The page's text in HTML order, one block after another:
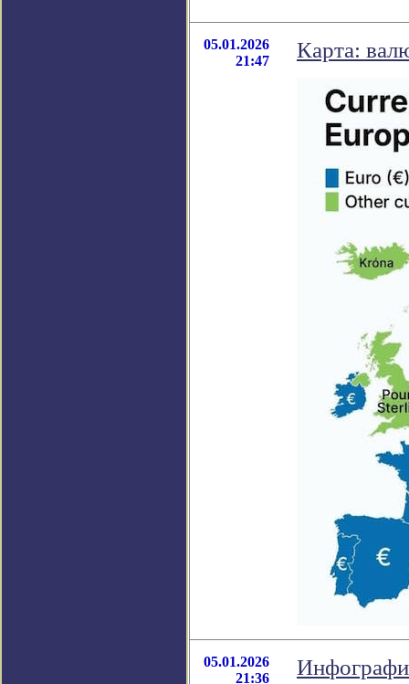
05.01.2026
21:47
Карта:
05.01.2026
21:36